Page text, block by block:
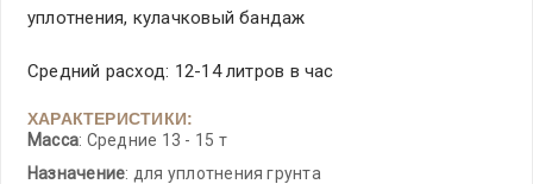
уплотнения, кулачковый бандаж
Средний расход: 12-14 литров в час
ХАРАКТЕРИСТИКИ:
Масса: Средние 13 - 15 т
Назначение: для уплотнения грунта